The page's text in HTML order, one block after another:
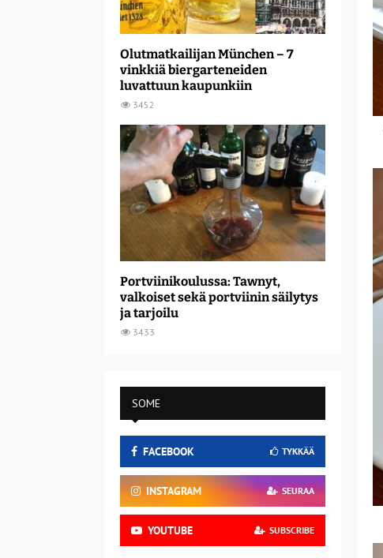
Olutmatkailijan München – 7
vinkkiä biergarteneiden
luvattuun kaupunkiin
3452
Portviinikoulussa: Tawnyt,
valkoiset sekä portviinin säilytys
ja tarjoilu
3433
SOME
FACEBOOK TYKKÄÄ
INSTAGRAM SEURAA
YOUTUBE SUBSCRIBE